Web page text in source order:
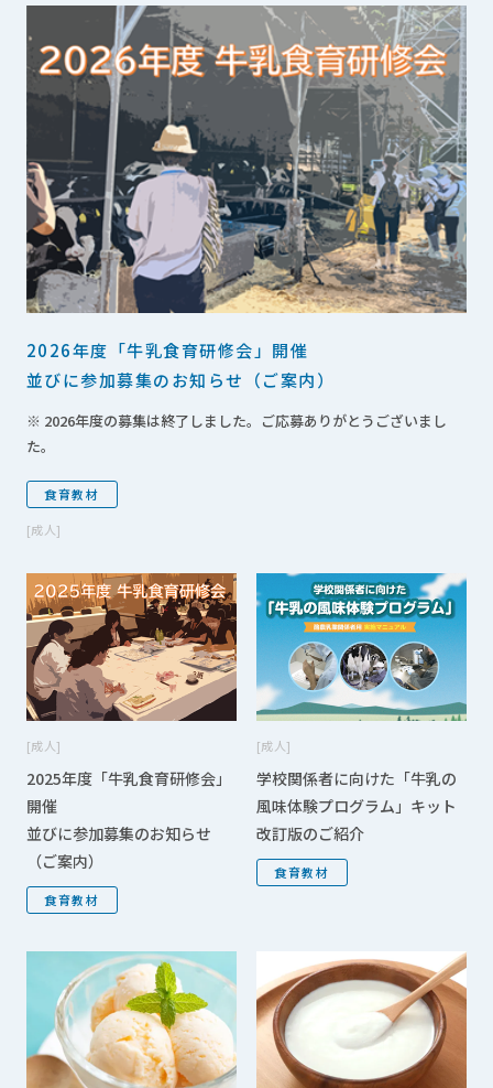
2026年度「牛乳食育研修会」開催
並びに参加募集のお知らせ（ご案内）
※ 2026年度の募集は終了しました。ご応募ありがとうございまし
た。
食育教材
成人
成人
2025年度「牛乳食育研修会」
開催
並びに参加募集のお知らせ
（ご案内）
食育教材
成人
学校関係者に向けた「牛乳の
風味体験プログラム」キット
改訂版のご紹介
食育教材